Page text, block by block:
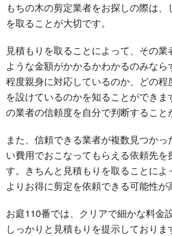
もちの木の剪定業者をお探しの際は、
を取ることが大切です。
見積もりを取ることによって、その
ような金額がかかるかわかるのみな
程度親身に対応しているのか、どの程
を設けているのかを知ることができ
の業者の信頼度を自分で判断すること
また、信頼できる業者が複数見つか
い費用でおこなってもらえる依頼先を
す。きちんと見積もりを取ることによ
よりお得に剪定を依頼できる可能性が
お庭110番では、クリアで細かな料金
しっかりと見積もりを提示しており